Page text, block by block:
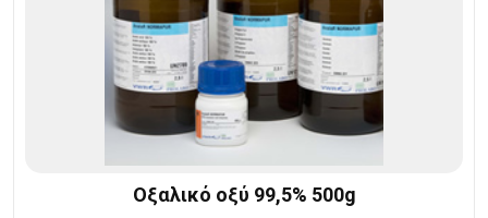
Οξαλικό οξύ 99,5% 500g